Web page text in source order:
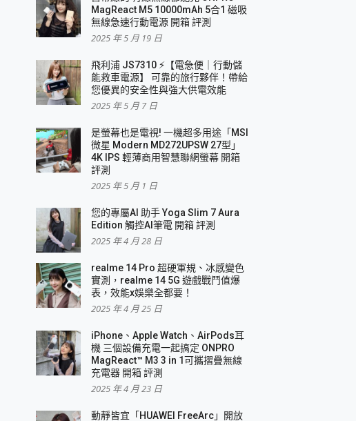
MagReact M5 10000mAh 5合1 磁吸
無線急速行動電源 開箱 評測
2025 年 5 月 19 日
飛利浦 JS7310 ⚡【電急便｜行動儲
能救車電源】 可靠的旅行夥伴！帶給
您優異的安全性與強大供電效能
2025 年 5 月 7 日
是螢幕也是電視! 一機超多用途「MSI
微星 Modern MD272UPSW 27型」
4K IPS 輕薄商用智慧聯網螢幕 開箱
評測
2025 年 5 月 1 日
您的專屬AI 助手 Yoga Slim 7 Aura
Edition 觸控AI筆電 開箱 評測
2025 年 4 月 28 日
realme 14 Pro 超硬軍規、冰感變色
實測，realme 14 5G 遊戲戰鬥值爆
表，效能x娛樂全都要！
2025 年 4 月 25 日
iPhone、Apple Watch、AirPods耳
機 三個設備充電一起搞定 ONPRO
MagReact™ M3 3 in 1可攜摺疊無線
充電器 開箱 評測
2025 年 4 月 23 日
動靜皆宜「HUAWEI FreeArc」開放